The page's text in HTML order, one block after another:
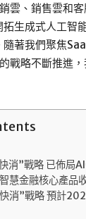
雲、銷售雲和
生成式人工智
隨著我們聚焦
戰略不斷推進
消”戰略 已佈局
慧金融核心產品
消”戰略 預計